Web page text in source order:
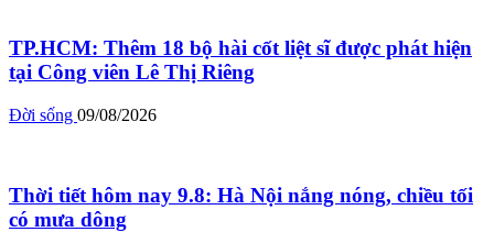
TP.HCM: Thêm 18 bộ hài cốt liệt sĩ được phát hiện
tại Công viên Lê Thị Riêng
Đời sống 09/08/2026
Thời tiết hôm nay 9.8: Hà Nội nắng nóng, chiều tối
có mưa dông